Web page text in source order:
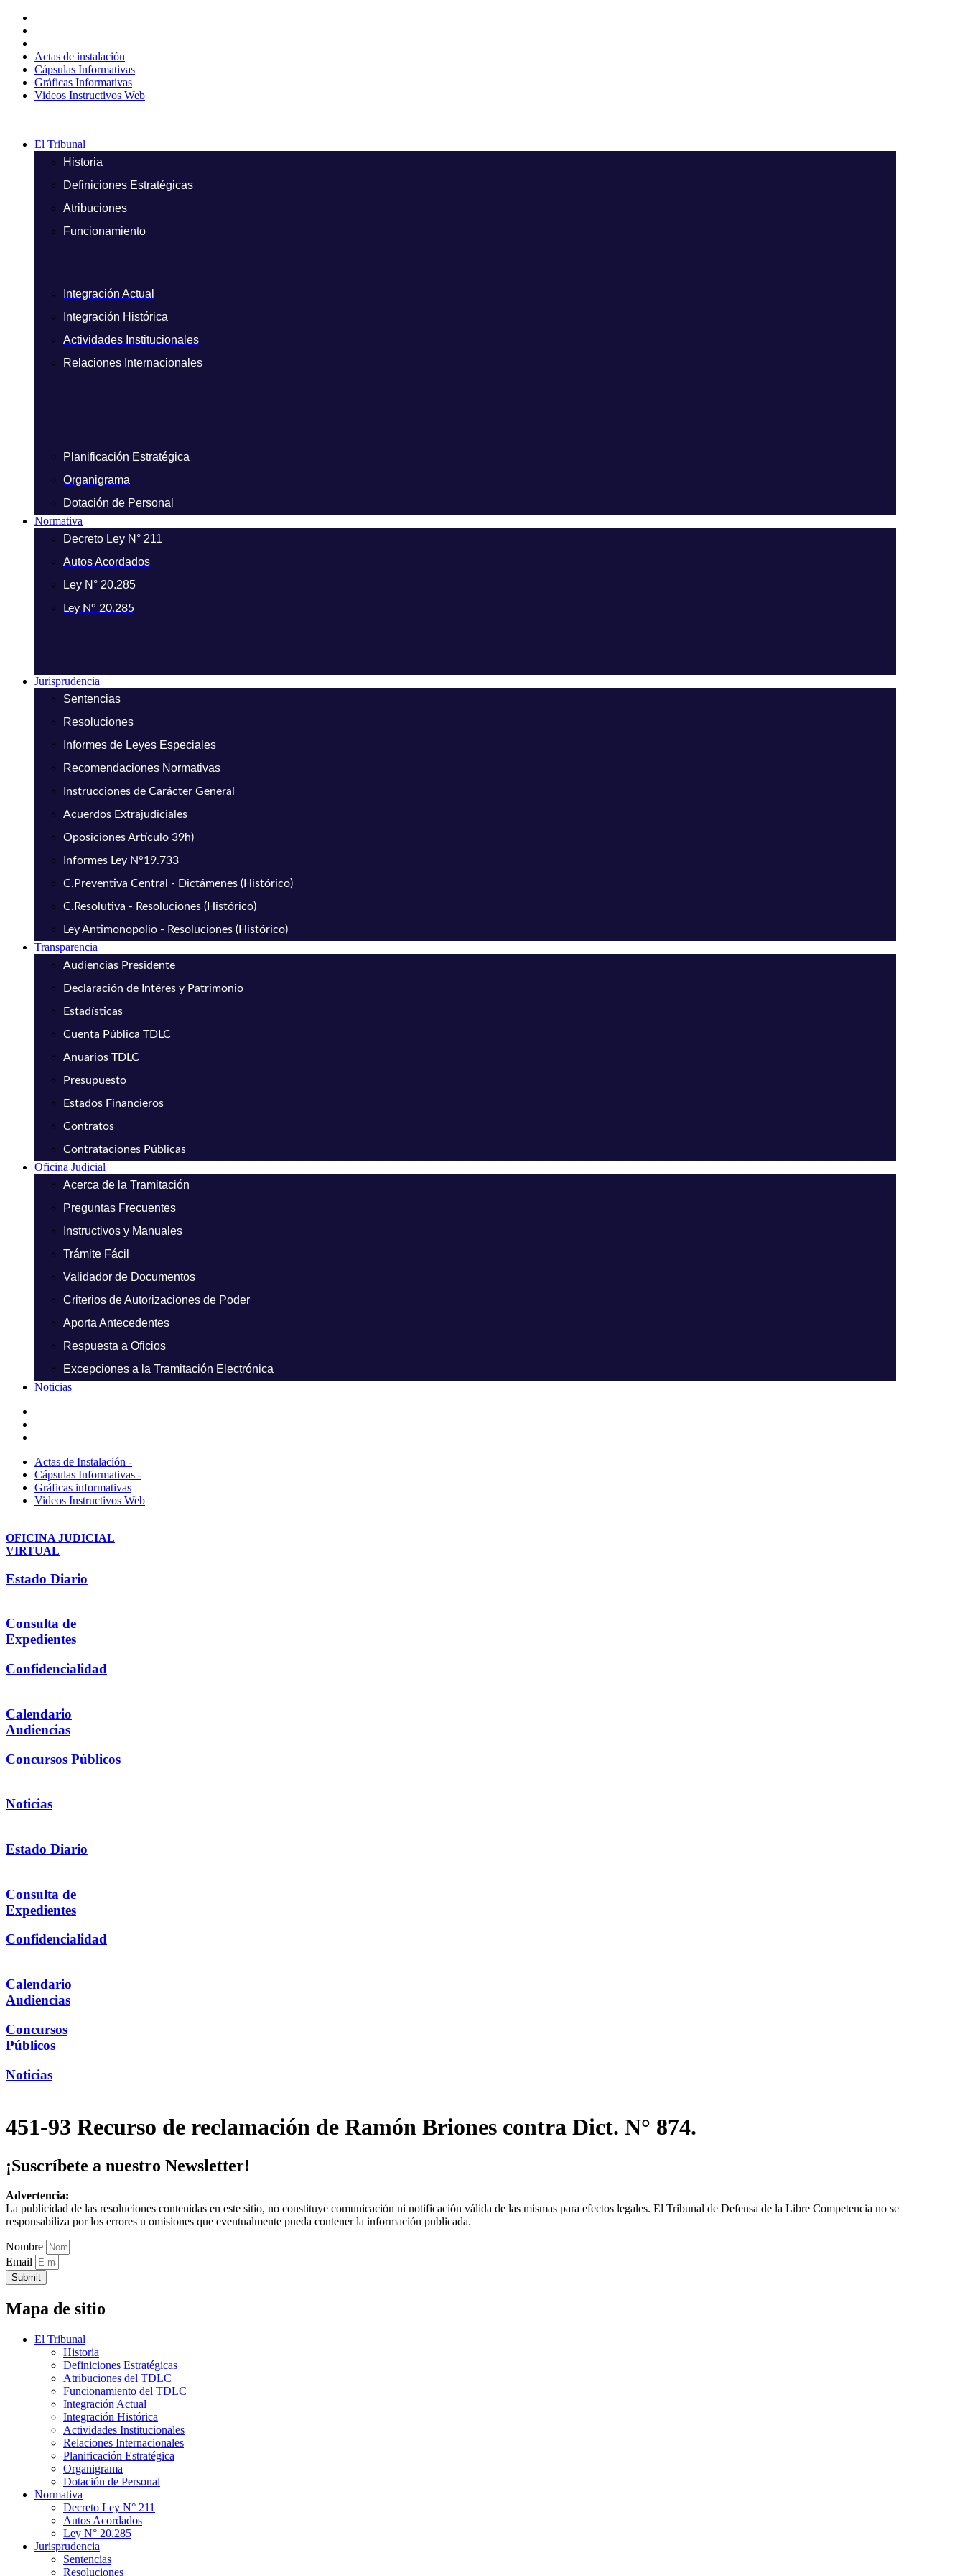
contenido
Actas de instalación
Cápsulas Informativas
Gráficas Informativas
Videos Instructivos Web
El Tribunal
Historia
Definiciones Estratégicas
Atribuciones
Funcionamiento
Integración Actual
Integración Histórica
Actividades Institucionales
Relaciones Internacionales
Planificación Estratégica
Organigrama
Dotación de Personal
Normativa
Decreto Ley N° 211
Autos Acordados
Ley N° 20.285
Ley N° 20.285
Jurisprudencia
Sentencias
Resoluciones
Informes de Leyes Especiales
Recomendaciones Normativas
Instrucciones de Carácter General
Acuerdos Extrajudiciales
Oposiciones Artículo 39h)
Informes Ley N°19.733
C.Preventiva Central - Dictámenes (Histórico)
C.Resolutiva - Resoluciones (Histórico)
Ley Antimonopolio - Resoluciones (Histórico)
Transparencia
Audiencias Presidente
Declaración de Intéres y Patrimonio
Estadísticas
Cuenta Pública TDLC
Anuarios TDLC
Presupuesto
Estados Financieros
Contratos
Contrataciones Públicas
Oficina Judicial
Acerca de la Tramitación
Preguntas Frecuentes
Instructivos y Manuales
Trámite Fácil
Validador de Documentos
Criterios de Autorizaciones de Poder
Aporta Antecedentes
Respuesta a Oficios
Excepciones a la Tramitación Electrónica
Noticias
Actas de Instalación -
Cápsulas Informativas -
Gráficas informativas
Videos Instructivos Web
OFICINA JUDICIAL
VIRTUAL
Estado Diario
Consulta de
Expedientes
Confidencialidad
Calendario
Audiencias
Concursos Públicos
Noticias
Estado Diario
Consulta de
Expedientes
Confidencialidad
Calendario
Audiencias
Concursos
Públicos
Noticias
451-93 Recurso de reclamación de Ramón Briones contra Dict. N° 874.
¡Suscríbete a nuestro Newsletter!
Advertencia:
La publicidad de las resoluciones contenidas en este sitio, no constituye comunicación ni notificación válida de las mismas para efectos legales. El Tribunal de Defensa de la Libre Competencia no se
responsabiliza por los errores u omisiones que eventualmente pueda contener la información publicada.
Nombre
Email
Submit
Mapa de sitio
El Tribunal
Historia
Definiciones Estratégicas
Atribuciones del TDLC
Funcionamiento del TDLC
Integración Actual
Integración Histórica
Actividades Institucionales
Relaciones Internacionales
Planificación Estratégica
Organigrama
Dotación de Personal
Normativa
Decreto Ley N° 211
Autos Acordados
Ley N° 20.285
Jurisprudencia
Sentencias
Resoluciones